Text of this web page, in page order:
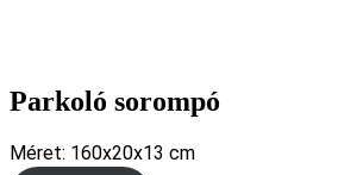
Parkoló sorompó
Méret: 160x20x13 cm